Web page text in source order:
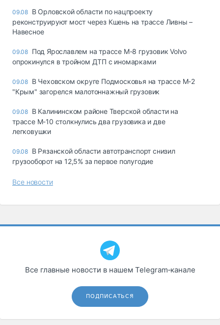
09.08 В Орловской области по нацпроекту
реконструируют мост через Кшень на трассе Ливны –
Навесное
09.08 Под Ярославлем на трассе М-8 грузовик Volvo
опрокинулся в тройном ДТП с иномарками
09.08 В Чеховском округе Подмосковья на трассе М-2
"Крым" загорелся малотоннажный грузовик
09.08 В Калининском районе Тверской области на
трассе М-10 столкнулись два грузовика и две
легковушки
09.08 В Рязанской области автотранспорт снизил
грузооборот на 12,5% за первое полугодие
Все новости
Все главные новости в нашем Telegram‑канале
ПОДПИСАТЬСЯ